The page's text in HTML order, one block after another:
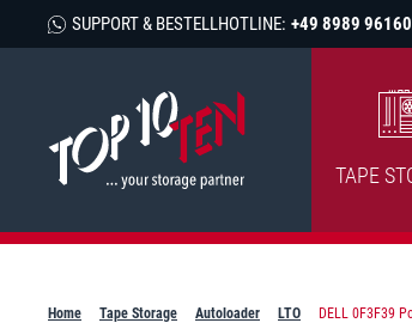
SUPPORT & BESTELLHOTLINE: +49 8989
TAPE
Home Tape Storage Autoloader LTO DELL 0F3F39